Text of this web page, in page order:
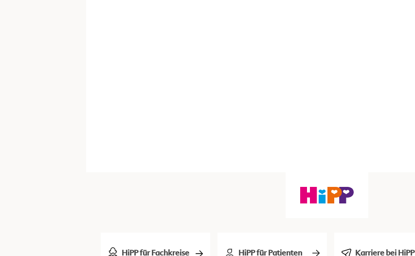
HiPP für Fachkreise HiPP für Patienten Karriere bei HiPP